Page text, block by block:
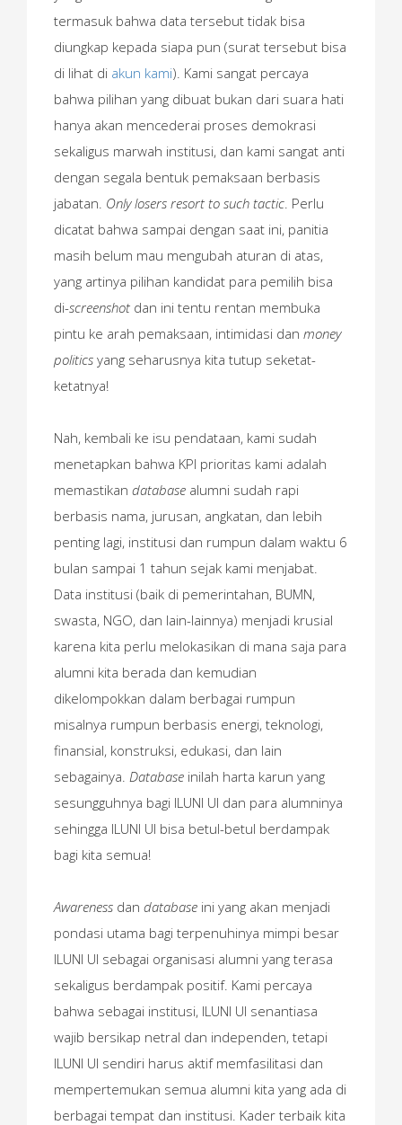
termasuk bahwa data tersebut tidak bisa
diungkap kepada siapa pun (surat tersebut bisa
di lihat di akun kami). Kami sangat percaya
bahwa pilihan yang dibuat bukan dari suara hati
hanya akan mencederai proses demokrasi
sekaligus marwah institusi, dan kami sangat anti
dengan segala bentuk pemaksaan berbasis
jabatan. Only losers resort to such tactic. Perlu
dicatat bahwa sampai dengan saat ini, panitia
masih belum mau mengubah aturan di atas,
yang artinya pilihan kandidat para pemilih bisa
di-screenshot dan ini tentu rentan membuka
pintu ke arah pemaksaan, intimidasi dan money
politics yang seharusnya kita tutup seketat-
ketatnya!
Nah, kembali ke isu pendataan, kami sudah
menetapkan bahwa KPI prioritas kami adalah
memastikan database alumni sudah rapi
berbasis nama, jurusan, angkatan, dan lebih
penting lagi, institusi dan rumpun dalam waktu 6
bulan sampai 1 tahun sejak kami menjabat.
Data institusi (baik di pemerintahan, BUMN,
swasta, NGO, dan lain-lainnya) menjadi krusial
karena kita perlu melokasikan di mana saja para
alumni kita berada dan kemudian
dikelompokkan dalam berbagai rumpun
misalnya rumpun berbasis energi, teknologi,
finansial, konstruksi, edukasi, dan lain
sebagainya. Database inilah harta karun yang
sesungguhnya bagi ILUNI UI dan para alumninya
sehingga ILUNI UI bisa betul-betul berdampak
bagi kita semua!
Awareness dan database ini yang akan menjadi
pondasi utama bagi terpenuhinya mimpi besar
ILUNI UI sebagai organisasi alumni yang terasa
sekaligus berdampak positif. Kami percaya
bahwa sebagai institusi, ILUNI UI senantiasa
wajib bersikap netral dan independen, tetapi
ILUNI UI sendiri harus aktif memfasilitasi dan
mempertemukan semua alumni kita yang ada di
berbagai tempat dan institusi. Kader terbaik kita